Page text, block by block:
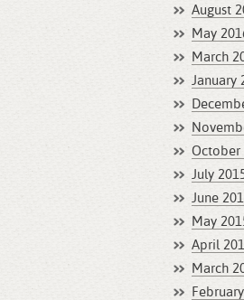
August
May
March
January
October
July
June
May
April
March